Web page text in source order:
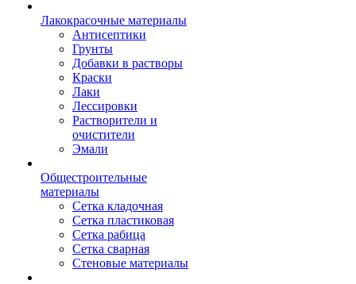
Лакокрасочные материалы
Антисептики
Грунты
Добавки в растворы
Краски
Лаки
Лессировки
Растворители и
очистители
Эмали
Общестроительные
материалы
Сетка кладочная
Сетка пластиковая
Сетка рабица
Сетка сварная
Стеновые материалы